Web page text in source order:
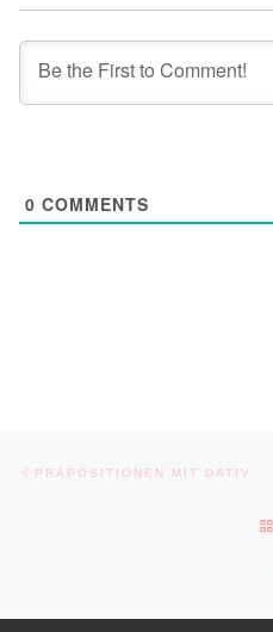
0 COMMENTS
Post navigation
PRÄPOSITIONEN MIT DATIV